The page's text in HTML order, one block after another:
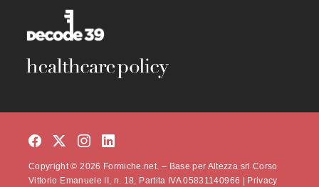
Copyright © 2026 Formiche.net. – Base per Altezza srl Corso
Vittorio Emanuele II, n. 18, Partita IVA 05831140966 |
Privacy